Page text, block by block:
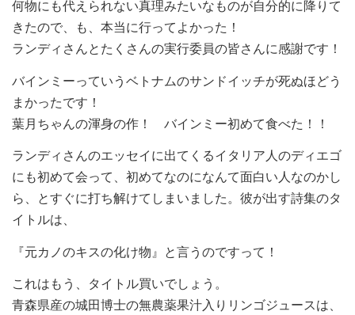
何物にも代えられない真理みたいなものが自分的に降りて
きたので、も、本当に行ってよかった！
ランディさんとたくさんの実行委員の皆さんに感謝です！
バインミーっていうベトナムのサンドイッチが死ぬほどう
まかったです！
葉月ちゃんの渾身の作！ バインミー初めて食べた！！
ランディさんのエッセイに出てくるイタリア人のディエゴ
にも初めて会って、初めてなのになんて面白い人なのかし
ら、とすぐに打ち解けてしまいました。彼が出す詩集のタ
イトルは、
『元カノのキスの化け物』と言うのですって！
これはもう、タイトル買いでしょう。
青森県産の城田博士の無農薬果汁入りリンゴジュースは、